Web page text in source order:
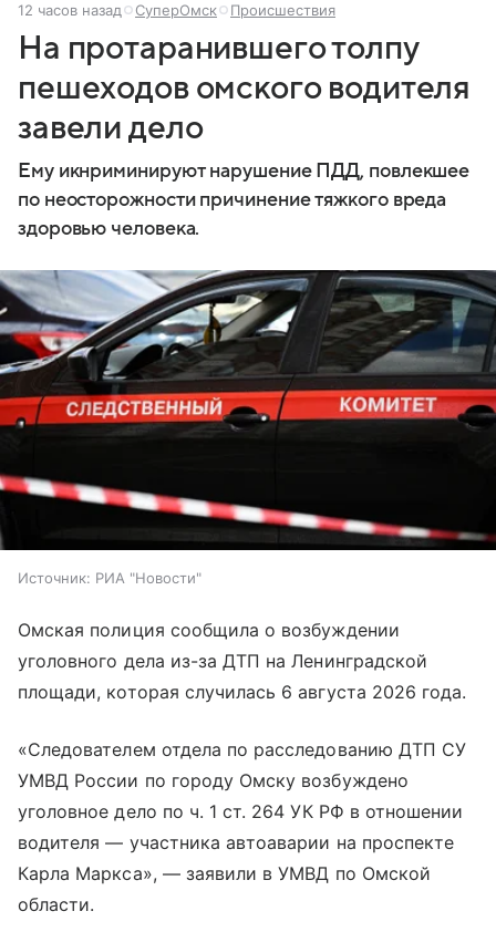
12 часов назад СуперОмск Происшествия
На протаранившего толпу
пешеходов омского водителя
завели дело
Ему икнриминируют нарушение ПДД, повлекшее
по неосторожности причинение тяжкого вреда
здоровью человека.
Источник: РИА "Новости"
Омская полиция сообщила о возбуждении
уголовного дела из-за ДТП на Ленинградской
площади, которая случилась 6 августа 2026 года.
«Следователем отдела по расследованию ДТП СУ
УМВД России по городу Омску возбуждено
уголовное дело по ч. 1 ст. 264 УК РФ в отношении
водителя — участника автоаварии на проспекте
Карла Маркса», — заявили в УМВД по Омской
области.